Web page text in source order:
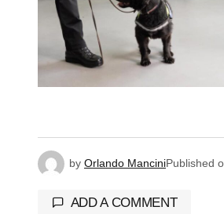
by Orlando ManciniPublished
ADD A COMMENT